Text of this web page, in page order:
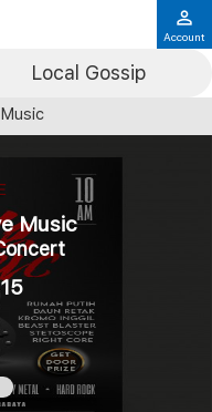
Local Gossip
Account
Music